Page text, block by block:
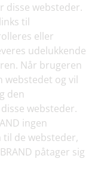
disse websteder.
til
eller
udelukkende
Når brugeren
webstedet og vil
den
websteder.
ingen
de websteder,
påtager sig